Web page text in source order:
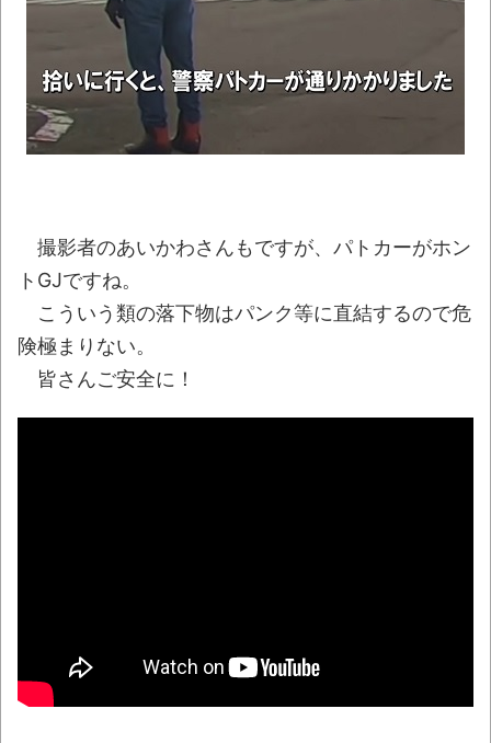
【動画】名古屋栄で不良外人が警察官を突
き飛ばす。逮捕しろやｗｗｗ
橋本環奈さん、撮影中にとんでもない事件
に出くわす…警察も出動
健康診断の結果が悪すぎてワロタァ！NEW!
ゲオのレトロゲーム販売がみせた劇的な復
活劇 他 NEW!
慎二被告に懲役7年求刑とか 東野圭吾さん、
撮影者のあいかわさんもですが、パトカーがホン
トGJですね。
こういう類の落下物はパンク等に直結するので危
険極まりない。
皆さんご安全に！